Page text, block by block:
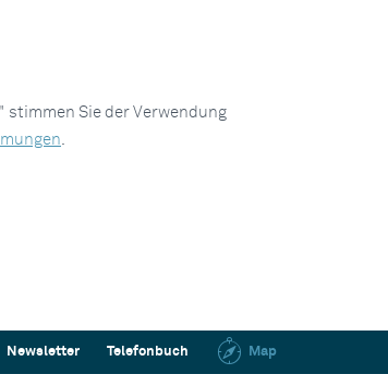
stimmen Sie der Verwendung
.
Newsletter Telefonbuch Map